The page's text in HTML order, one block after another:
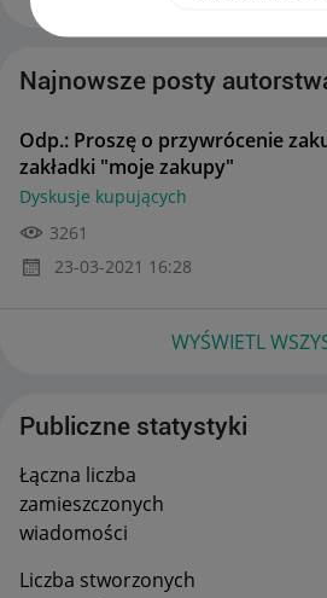
Najnowsze posty
Odp.: Proszę o przywrócenie
zakładki "moje zakupy"
Dyskusje kupujących
3261
‎23-03-2021 16:28
WYŚWIETL
Publiczne statystyki
Łączna liczba
zamieszczonych
wiadomości
Liczba stworzonych